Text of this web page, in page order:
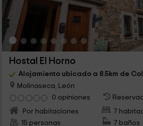
Hostal El Horno
Alojamiento ubicado a 8.5km de
Molinaseca, León
0 opiniones
Por habitaciones
7
15 personas
7 baños